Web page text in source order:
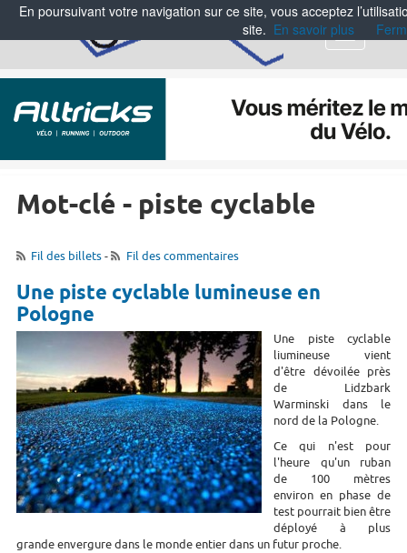
Menu
Mot-clé - piste cyclable
Fil des billets- Fil des commentaires
Une piste cyclable lumineuse en
Pologne
Une piste cyclable
liumineuse vient
d'être dévoilée près
deLidzbark
Warminski dans le
nord de la Pologne.
Ce qui n'est pour
l'heure qu'un ruban
de 100 mètres
environ en phase de
test pourrait bien être
déployé à plus
grande envergure dans le monde entier dans un futur proche.
En poursuivant votre navigation sur ce site, vous acceptez
site. En savoir plus